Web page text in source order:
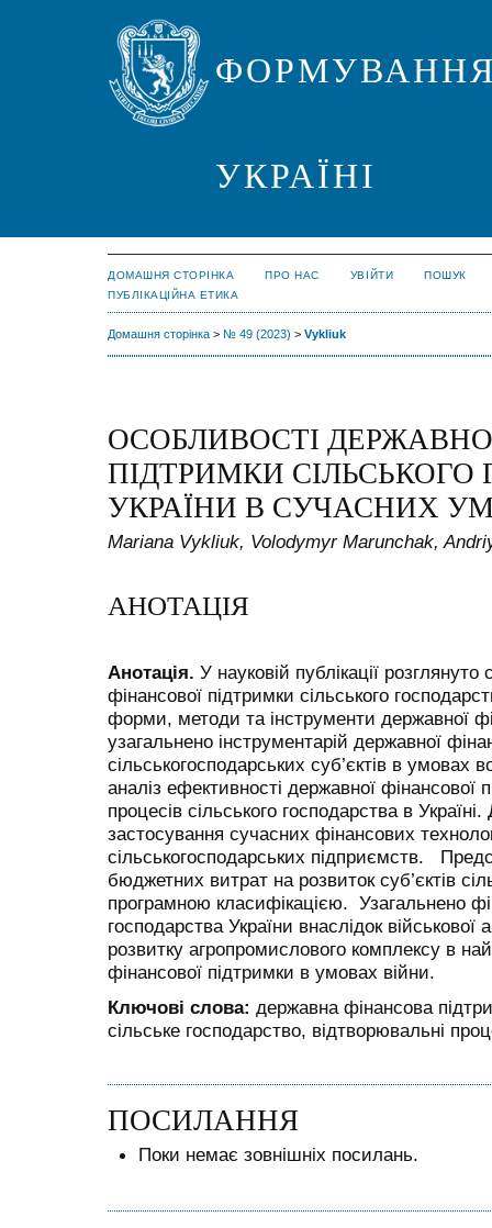
УКРАЇНІ
ДОМАШНЯ СТОРІНКА ПРО НАС УВІЙТИ
ПОШУК
ПУБЛІКАЦІЙНА ЕТИКА
Домашня сторінка > № 49 (2023) > Vykliuk
ОСОБЛИВОСТІ
ПІДТРИМКИ СІЛЬСЬКОГО
УКРАЇНИ В СУЧАСНИХ
Mariana Vykliuk, Volodymyr Marunchak,
АНОТАЦІЯ
Анотація. У науковій публікації розглянуто
фінансової підтримки сільського
форми, методи та інструменти державної
узагальнено інструментарій державної
сільськогосподарських суб’єктів в умовах
аналіз ефективності державної фінансової
процесів сільського господарства в
застосування сучасних фінансових
сільськогосподарських підприємств.
бюджетних витрат на розвиток суб’єктів
програмною класифікацією. Узагальнено
господарства України внаслідок військової
розвитку агропромислового комплексу в
фінансової підтримки в умовах війни.
Ключові слова: державна фінансова
сільське господарство, відтворювальні
ПОСИЛАННЯ
Поки немає зовнішніх посилань.